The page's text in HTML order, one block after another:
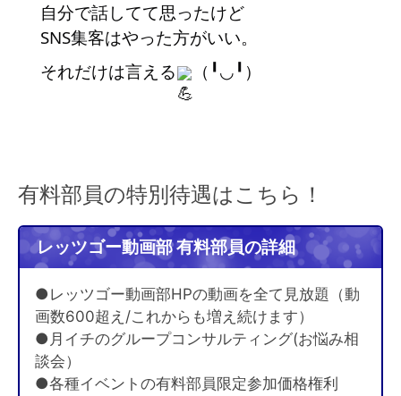
自分で話してて思ったけど
SNS集客はやった方がいい。
それだけは言える
（╹◡╹）
有料部員の特別待遇はこちら！
レッツゴー動画部 有料部員の詳細
●レッツゴー動画部HPの動画を全て見放題（動
画数600超え/これからも増え続けます）
●月イチのグループコンサルティング(お悩み相
談会）
●各種イベントの有料部員限定参加価格権利